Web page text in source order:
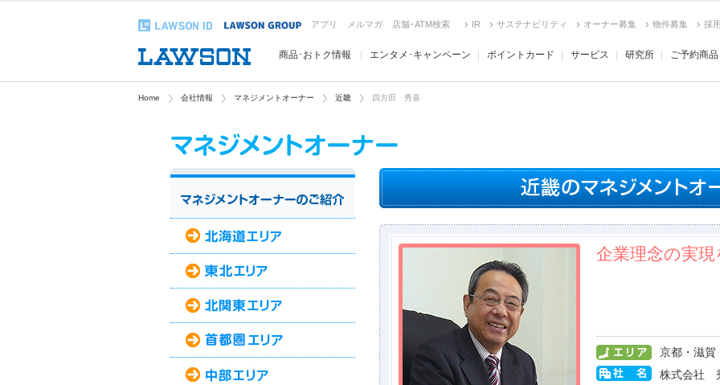
アプリ メルマガ 店舗･ATM検索 IR サステナビリティ オーナー募集 物件募集 採
商品･おトク情報 エンタメ･キャンペーン ポイントカード サービス 研究所 ご予約商品
Home 会社情報 マネジメントオーナー 近畿 四方田 秀喜
企業理念の実
京都・滋賀
株式会社